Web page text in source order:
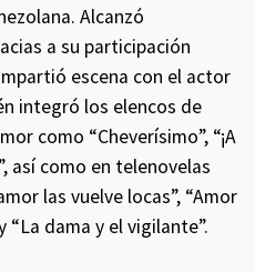
Alcanzó
a su participación
escena con el actor
integró los elencos de
como “Cheverísimo”, “¡A
así como en telenovelas
las vuelve locas”, “Amor
“La dama y el vigilante”.